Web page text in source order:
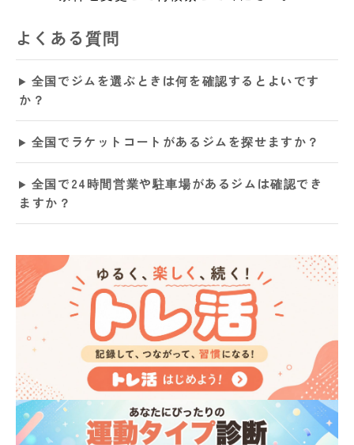
よくある質問
全国でジムを選ぶときは何を確認するとよいです
か？
全国でラケットコートがあるジムを探せますか？
全国で24時間営業や駐車場があるジムは確認でき
ますか？